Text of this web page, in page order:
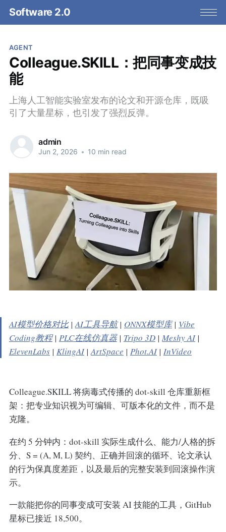
Software 2.0
AGENT
Colleague.SKILL：把同事变成技
能
上海人工智能实验室发布的论文和开源仓库，既吸
引了大量星标，也引发了强烈反弹。
admin
Jun 2, 2026 • 10 min read
AI模型价格对比|AI工具导航| ONNX模型库| Vibe
Coding教程| PLC在线仿真器| Tripo 3D| Meshy AI|
ElevenLabs| KlingAI|ArtSpace | Phot.AI| InVideo
Colleague.SKILL 将病毒式传播的 dot-skill 仓库重新框
架：把专业知识视为可编辑、可版本化的文件，而不是
克隆。
在约 5 分钟内：dot-skill 实际生成什么、能力/人格的拆
分、S = (A, M, L) 契约、正确并回滚的循环、论文承认
的行为保真度差距，以及最后的完整安装到回滚操作演
示。
一款能把你的同事变成可安装 AI 技能的工具，GitHub
星标已接近 18,500。